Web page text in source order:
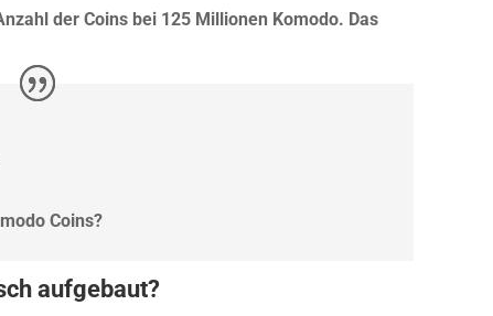
der Coins bei 125 Millionen Komodo. Das
Coins?
aufgebaut?